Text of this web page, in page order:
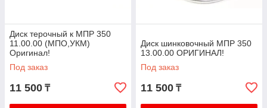
Диск терочный к МПР 350
11.00.00 (МПО,УКМ)
Оригинал!
Под заказ
11 500 ₸
Диск шинковочный МПР 350
13.00.00 ОРИГИНАЛ!
Под заказ
11 500 ₸